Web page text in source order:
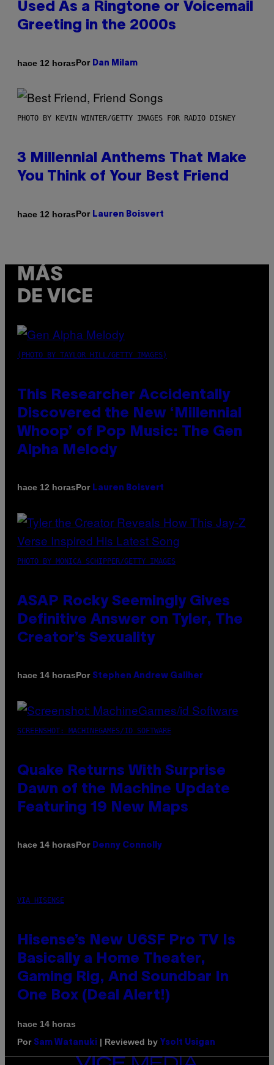
Used As a Ringtone or Voicemail
Greeting in the 2000s
hace 12 horasPor Dan Milam
PHOTO BY KEVIN WINTER/GETTY IMAGES FOR RADIO DISNEY
3 Millennial Anthems That Make
You Think of Your Best Friend
hace 12 horasPor Lauren Boisvert
MÁS
DE VICE
(PHOTO BY TAYLOR HILL/GETTY IMAGES)
This Researcher Accidentally
Discovered the New ‘Millennial
Whoop’ of Pop Music: The Gen
Alpha Melody
hace 12 horasPor Lauren Boisvert
PHOTO BY MONICA SCHIPPER/GETTY IMAGES
ASAP Rocky Seemingly Gives
Definitive Answer on Tyler, The
Creator’s Sexuality
hace 14 horasPor Stephen Andrew Galiher
SCREENSHOT: MACHINEGAMES/ID SOFTWARE
Quake Returns With Surprise
Dawn of the Machine Update
Featuring 19 New Maps
hace 14 horasPor Denny Connolly
VIA HISENSE
Hisense’s New U6SF Pro TV Is
Basically a Home Theater,
Gaming Rig, And Soundbar In
One Box (Deal Alert!)
hace 14 horas
Por Sam Watanuki | Reviewed by Ysolt Usigan
VICE